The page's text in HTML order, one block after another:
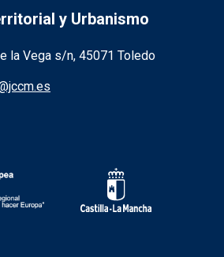
y Urbanismo
la institución
la Vega s/n, 45071 Toledo